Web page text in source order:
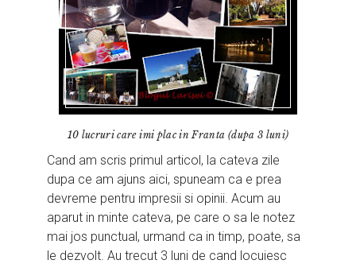
10 lucruri care imi plac in Franta (dupa 3 luni)
Cand am scris primul articol, la cateva zile
dupa ce am ajuns aici, spuneam ca e prea
devreme pentru impresii si opinii. Acum au
aparut in minte cateva, pe care o sa le notez
mai jos punctual, urmand ca in timp, poate, sa
le dezvolt. Au trecut 3 luni de cand locuiesc